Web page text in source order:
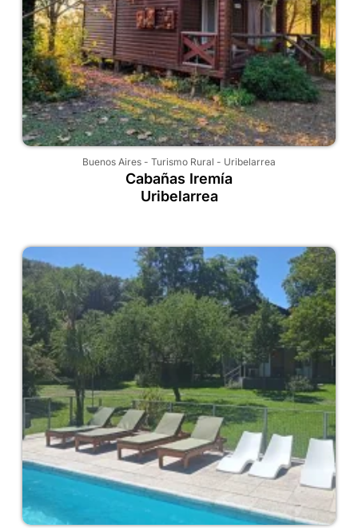
Buenos Aires - Turismo Rural - Uribelarrea
Cabañas Iremía
Uribelarrea